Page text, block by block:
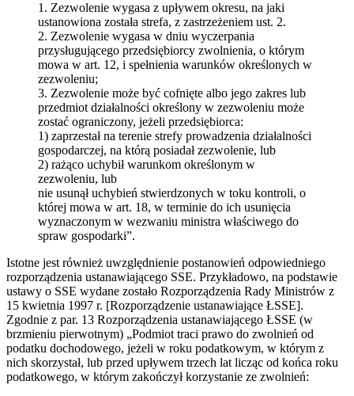
1. Zezwolenie wygasa z upływem okresu, na jaki
ustanowiona została strefa, z zastrzeżeniem ust. 2.
2. Zezwolenie wygasa w dniu wyczerpania
przysługującego przedsiębiorcy zwolnienia, o którym
mowa w art. 12, i spełnienia warunków określonych w
zezwoleniu;
3. Zezwolenie może być cofnięte albo jego zakres lub
przedmiot działalności określony w zezwoleniu może
zostać ograniczony, jeżeli przedsiębiorca:
1) zaprzestał na terenie strefy prowadzenia działalności
gospodarczej, na którą posiadał zezwolenie, lub
2) rażąco uchybił warunkom określonym w
zezwoleniu, lub
nie usunął uchybień stwierdzonych w toku kontroli, o
której mowa w art. 18, w terminie do ich usunięcia
wyznaczonym w wezwaniu ministra właściwego do
spraw gospodarki”.
Istotne jest również uwzględnienie postanowień odpowiedniego
rozporządzenia ustanawiającego SSE. Przykładowo, na podstawie
ustawy o SSE wydane zostało Rozporządzenia Rady Ministrów z
15 kwietnia 1997 r. [Rozporządzenie ustanawiające ŁSSE].
Zgodnie z par. 13 Rozporządzenia ustanawiającego ŁSSE (w
brzmieniu pierwotnym) „Podmiot traci prawo do zwolnień od
podatku dochodowego, jeżeli w roku podatkowym, w którym z
nich skorzystał, lub przed upływem trzech lat licząc od końca roku
podatkowego, w którym zakończył korzystanie ze zwolnień: